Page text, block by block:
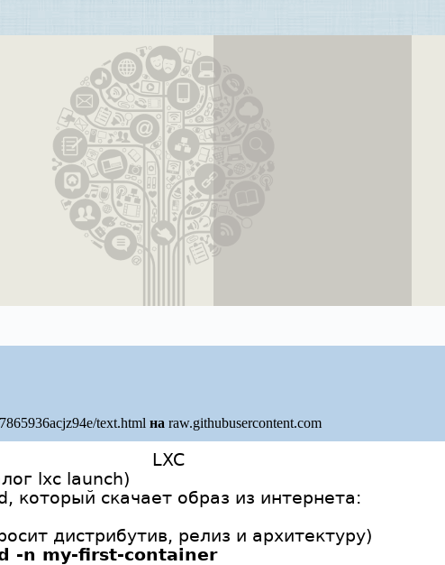
text.html на raw.githubusercontent.com
LXC
lxc launch)
который скачает образ из интернета:
дистрибутив, релиз и архитектуру)
-n my-first-container